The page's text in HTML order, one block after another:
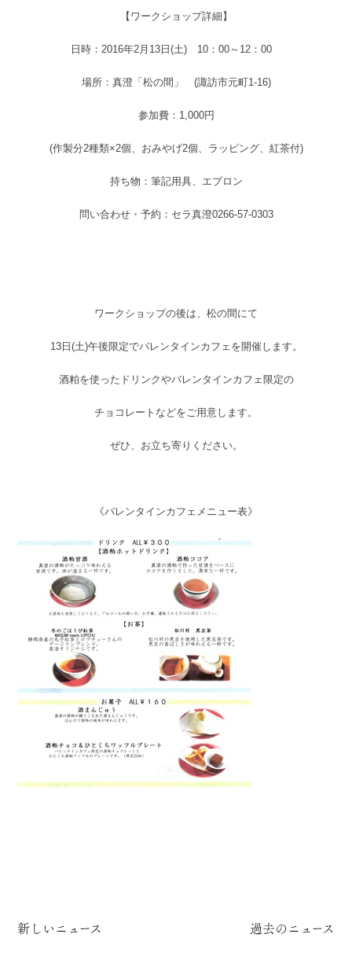
【ワークショップ詳細】
日時：2016年2月13日(土) 10：00～12：00
場所：真澄「松の間」 (諏訪市元町1-16)
参加費：1,000円
(作製分2種類×2個、おみやげ2個、ラッピング、紅茶付)
持ち物：筆記用具、エプロン
問い合わせ・予約：セラ真澄0266-57-0303
ワークショップの後は、松の間にて
13日(土)午後限定でバレンタインカフェを開催します。
酒粕を使ったドリンクやバレンタインカフェ限定の
チョコレートなどをご用意します。
ぜひ、お立ち寄りください。
《バレンタインカフェメニュー表》
新しいニュース 過去のニュース